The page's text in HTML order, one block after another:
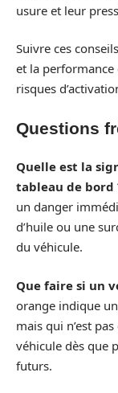
usure et leur
Suivre ces
et la
risques
Questions
Quelle est la
tableau de bord
un danger
d’huile ou une
du véhicule.
Que faire si un
orange indique
mais qui n’est
véhicule dès que
futurs.